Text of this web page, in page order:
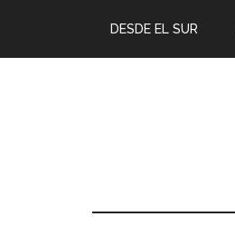
DESDE EL SUR